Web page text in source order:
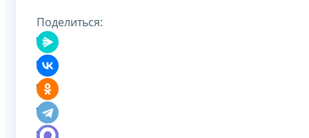
Поделиться: